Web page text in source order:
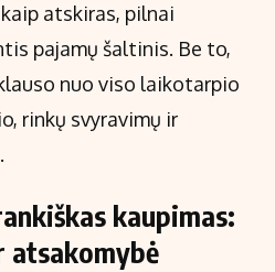
atskiras, pilnai
pajamų šaltinis. Be to,
nuo viso laikotarpio
rinkų svyravimų ir
kaupimas:
atsakomybė